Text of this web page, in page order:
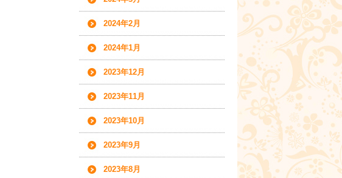
2024年2月
2024年1月
2023年12月
2023年11月
2023年10月
2023年9月
2023年8月